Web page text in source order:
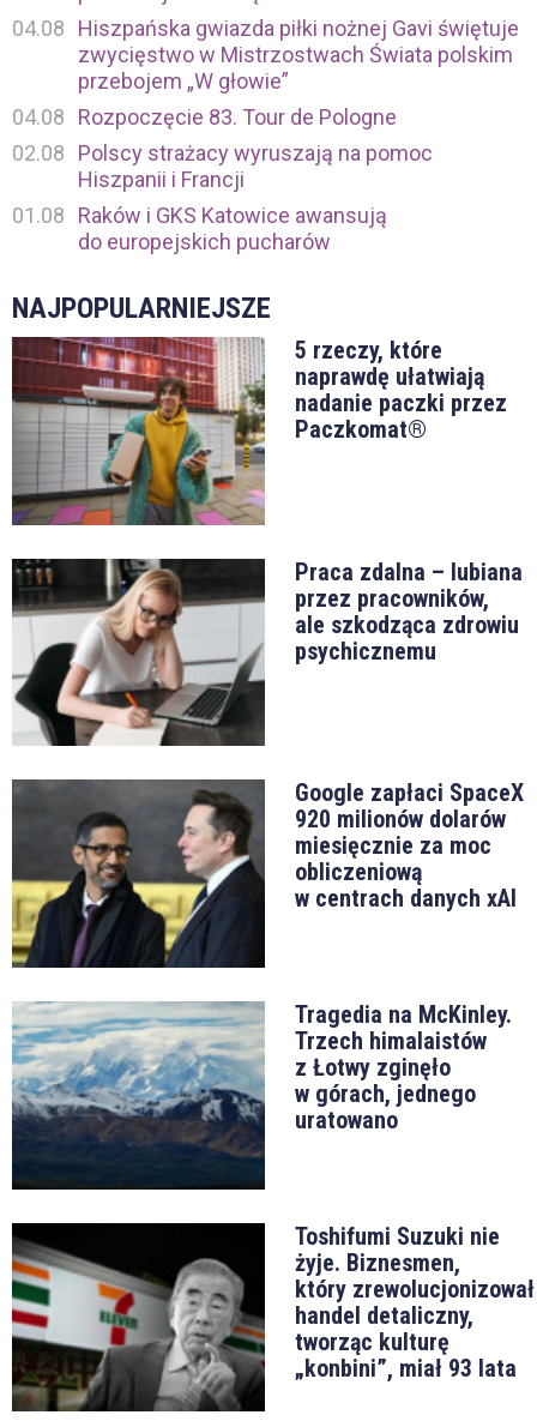
04.08
Hiszpańska gwiazda piłki nożnej Gavi świętuje
zwycięstwo w Mistrzostwach Świata polskim
przebojem „W głowie”
04.08
Rozpoczęcie 83. Tour de Pologne
02.08
Polscy strażacy wyruszają na pomoc
Hiszpanii i Francji
01.08
Raków i GKS Katowice awansują
do europejskich pucharów
NAJPOPULARNIEJSZE
5 rzeczy, które
naprawdę ułatwiają
nadanie paczki przez
Paczkomat®
Praca zdalna – lubiana
przez pracowników,
ale szkodząca zdrowiu
psychicznemu
Google zapłaci SpaceX
920 milionów dolarów
miesięcznie za moc
obliczeniową
w centrach danych xAI
Tragedia na McKinley.
Trzech himalaistów
z Łotwy zginęło
w górach, jednego
uratowano
Toshifumi Suzuki nie
żyje. Biznesmen,
który zrewolucjonizował
handel detaliczny,
tworząc kulturę
„konbini”, miał 93 lata